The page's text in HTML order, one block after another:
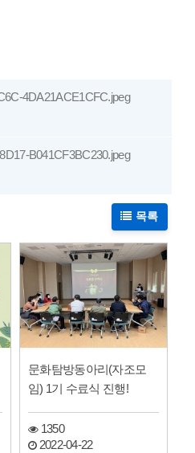
4DA21ACE1CFC.jpeg
B041CF3BC230.jpeg
목록
문화탐방동아리(자조모
임) 1기 수료식 진행!
1350
2022-04-22